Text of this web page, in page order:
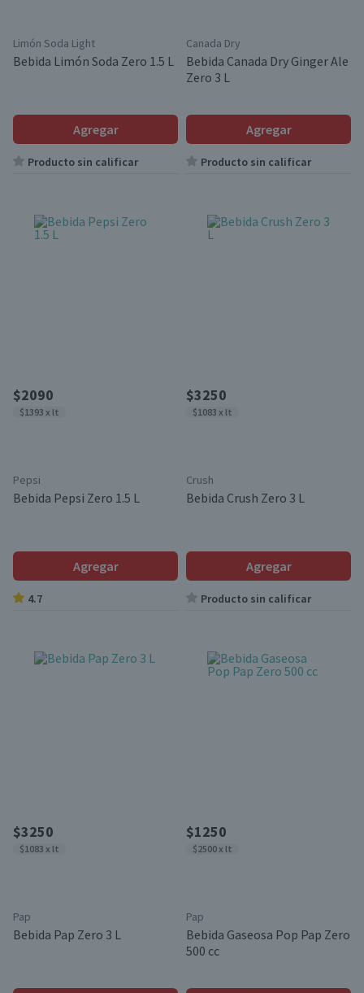
Limón Soda Light
Bebida Limón Soda Zero 1.5 L
Agregar
Producto sin calificar
Canada Dry
Bebida Canada Dry Ginger Ale
Zero 3 L
Agregar
Producto sin calificar
$2090
$1393 x lt
Pepsi
Bebida Pepsi Zero 1.5 L
Agregar
4.7
$3250
$1083 x lt
Crush
Bebida Crush Zero 3 L
Agregar
Producto sin calificar
$3250
$1083 x lt
Pap
Bebida Pap Zero 3 L
$1250
$2500 x lt
Pap
Bebida Gaseosa Pop Pap Zero
500 cc